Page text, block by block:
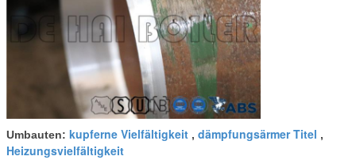
Umbauten: kupferne Vielfältigkeit , dämpfungsärmer Titel ,
Heizungsvielfältigkeit